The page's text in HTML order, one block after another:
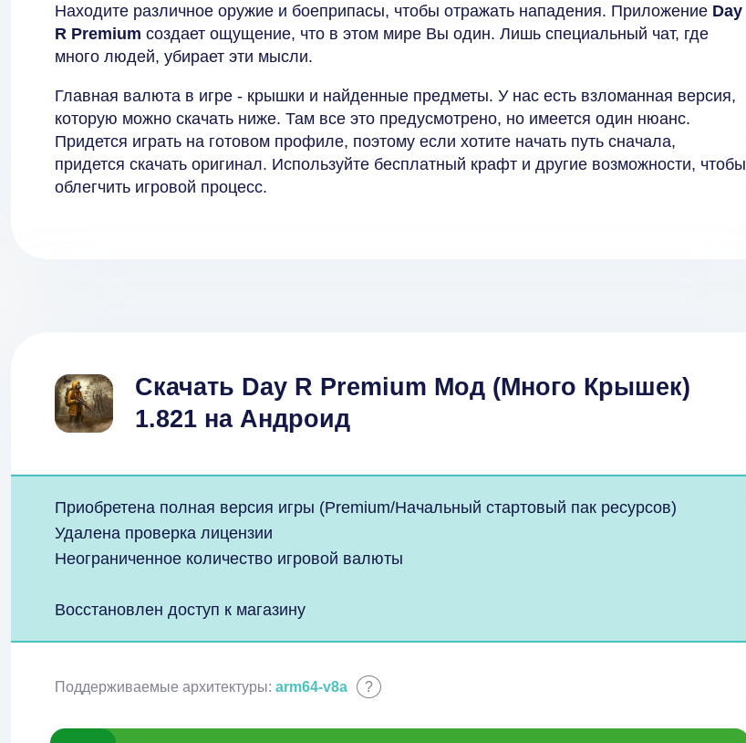
Находите различное оружие и боеприпасы, чтобы отражать нападения. Приложение Day
R Premium создает ощущение, что в этом мире Вы один. Лишь специальный чат, где
много людей, убирает эти мысли.
Главная валюта в игре - крышки и найденные предметы. У нас есть взломанная версия,
которую можно скачать ниже. Там все это предусмотрено, но имеется один нюанс.
Придется играть на готовом профиле, поэтому если хотите начать путь сначала,
придется скачать оригинал. Используйте бесплатный крафт и другие возможности, чтобы
облегчить игровой процесс.
Скачать Day R Premium Мод (Много Крышек)
1.821 на Андроид
Приобретена полная версия игры (Premium/Начальный стартовый пак ресурсов)
Удалена проверка лицензии
Неограниченное количество игровой валюты
Восстановлен доступ к магазину
Поддерживаемые архитектуры: arm64-v8a ?